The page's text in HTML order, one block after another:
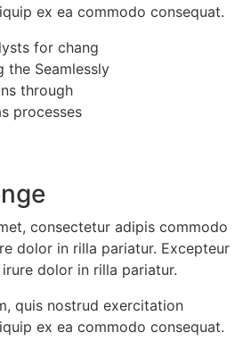
ex ea commodo consequat.
for chang
the Seamlessly
through
processes
consectetur adipis commodo
dolor in rilla pariatur. Excepteur
dolor in rilla pariatur.
quis nostrud exercitation
ex ea commodo consequat.